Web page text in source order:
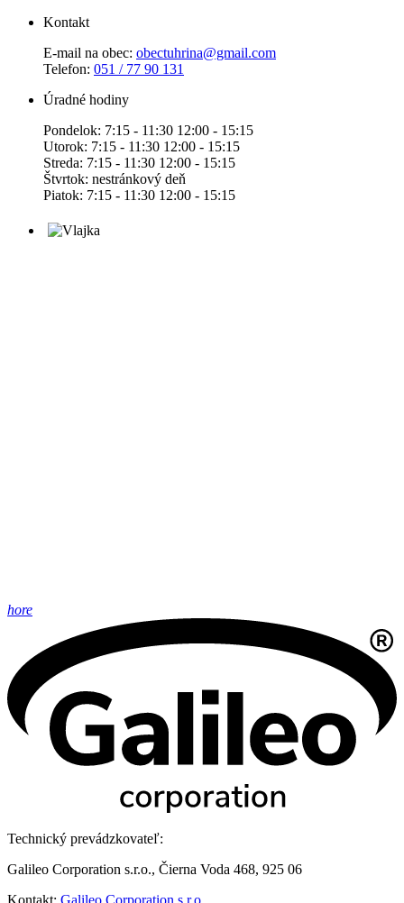
Kontakt
E-mail na obec: obectuhrina@gmail.com
Telefon: 051 / 77 90 131
Úradné hodiny
Pondelok: 7:15 - 11:30 12:00 - 15:15
Utorok: 7:15 - 11:30 12:00 - 15:15
Streda: 7:15 - 11:30 12:00 - 15:15
Štvrtok: nestránkový deň
Piatok: 7:15 - 11:30 12:00 - 15:15
hore
Technický prevádzkovateľ:
Galileo Corporation s.r.o., Čierna Voda 468, 925 06
Kontakt: Galileo Corporation s.r.o.